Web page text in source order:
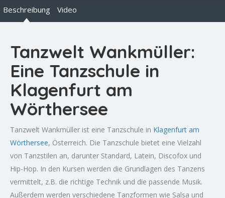
Beschreibung Video
Tanzwelt Wankmüller:
Eine Tanzschule in
Klagenfurt am
Wörthersee
Tanzwelt Wankmüller ist eine Tanzschule in Klagenfurt am
Wörthersee, Österreich. Die Tanzschule bietet eine Vielzahl
von Tanzstilen an, darunter Standard, Latein, Discofox und
Hip-Hop. In den Kursen werden die Grundlagen des Tanzens
vermittelt, z.B. die richtige Technik und die passende Musik.
Außerdem werden verschiedene Tanzformen wie Salsa und